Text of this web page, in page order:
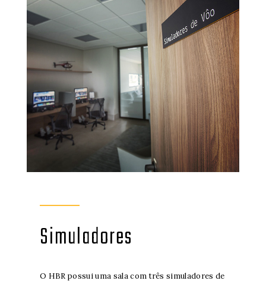
Simuladores
O HBR possui uma sala com três simuladores de